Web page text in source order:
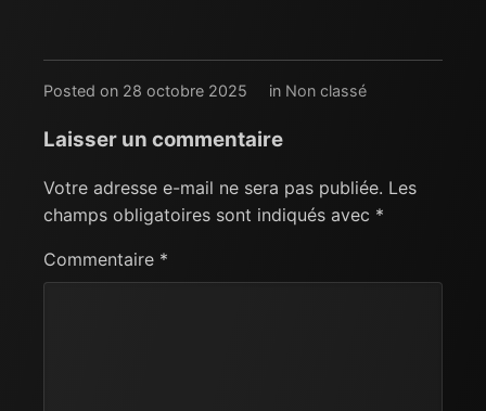
Posted on 28 octobre 2025 in Non classé
Laisser un commentaire
Votre adresse e-mail ne sera pas publiée. Les
champs obligatoires sont indiqués avec *
Commentaire *